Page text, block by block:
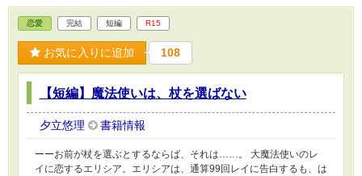
恋愛 完結 短編 R15
お気に入りに追加 108
【短編】魔法使いは、杖を選ばない
夕立悠理 書籍情報
ーーお前が杖を選ぶとするならば、それは……。 大魔法使いのレ
イに恋するエリシア。エリシアは、通算99回レイに告白するも、は